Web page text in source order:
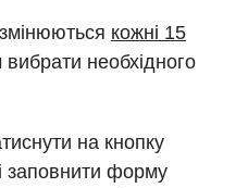
кожні 15
необхідного
на кнопку
заповнити форму